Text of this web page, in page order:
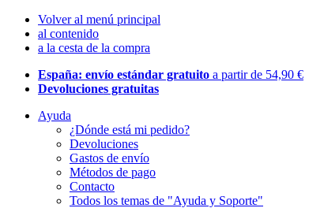
Volver al menú principal
al contenido
a la cesta de la compra
España: envío estándar gratuito a partir de 54,90 €
Devoluciones gratuitas
Ayuda
¿Dónde está mi pedido?
Devoluciones
Gastos de envío
Métodos de pago
Contacto
Todos los temas de "Ayuda y Soporte"